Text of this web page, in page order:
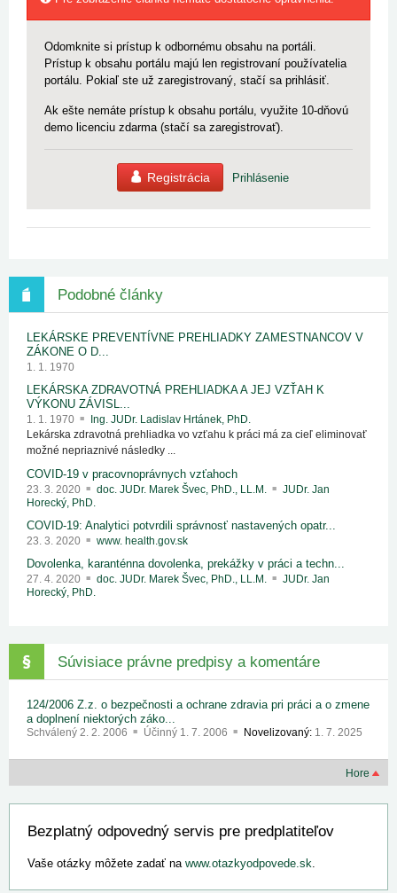
Odomknite si prístup k odbornému obsahu na portáli.
Prístup k obsahu portálu majú len registrovaní používatelia
portálu. Pokiaľ ste už zaregistrovaný, stačí sa prihlásiť.
Ak ešte nemáte prístup k obsahu portálu, využite 10-dňovú
demo licenciu zdarma (stačí sa zaregistrovať).
Registrácia Prihlásenie
Podobné články
LEKÁRSKE PREVENTÍVNE PREHLIADKY ZAMESTNANCOV V
ZÁKONE O D...
1. 1. 1970
LEKÁRSKA ZDRAVOTNÁ PREHLIADKA A JEJ VZŤAH K
VÝKONU ZÁVISL...
1. 1. 1970
Ing. JUDr. Ladislav Hrtánek, PhD.
Lekárska zdravotná prehliadka vo vzťahu k práci má za cieľ eliminovať
možné nepriaznivé následky ...
COVID-19 v pracovnoprávnych vzťahoch
23. 3. 2020 doc. JUDr. Marek Švec, PhD., LL.M.
JUDr. Jan
Horecký, PhD.
COVID-19: Analytici potvrdili správnosť nastavených opatr...
23. 3. 2020 www. health.gov.sk
Dovolenka, karanténna dovolenka, prekážky v práci a techn...
27. 4. 2020 doc. JUDr. Marek Švec, PhD., LL.M.
JUDr. Jan
Horecký, PhD.
Súvisiace právne predpisy a komentáre
124/2006 Z.z. o bezpečnosti a ochrane zdravia pri práci a o zmene
a doplnení niektorých záko...
Schválený 2. 2. 2006 Účinný 1. 7. 2006 Novelizovaný: 1. 7. 2025
Hore
Bezplatný odpovedný servis pre predplatiteľov
Vaše otázky môžete zadať na www.otazkyodpovede.sk.